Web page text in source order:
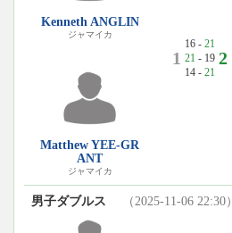
Kenneth ANGLIN
ジャマイカ
Matthew YEE-GR
ANT
ジャマイカ
1
16 - 21
21 - 19
14 - 21
2
男子ダブルス （2025-11-06 22:30）